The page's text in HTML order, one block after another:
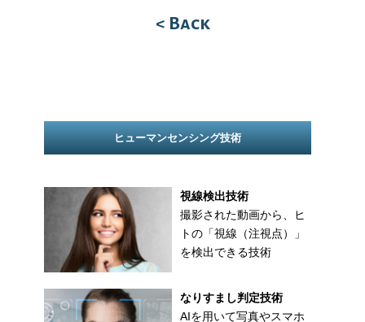
< Back
ヒューマンセンシング技術
視線検出技術
撮影された動画から、ヒ
トの「視線（注視点）」
を検出できる技術
なりすまし判定技術
AIを用いて写真やスマホ